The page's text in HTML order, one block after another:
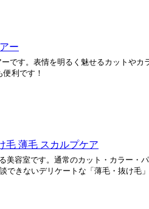
ー
です。表情を明るく魅せるカットや
利です！
毛 薄毛 スカルプケア
美容室です。通常のカット・カラー・
できないデリケートな「薄毛・抜け毛